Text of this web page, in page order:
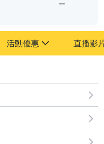
-
--
活動優惠
】
直播影